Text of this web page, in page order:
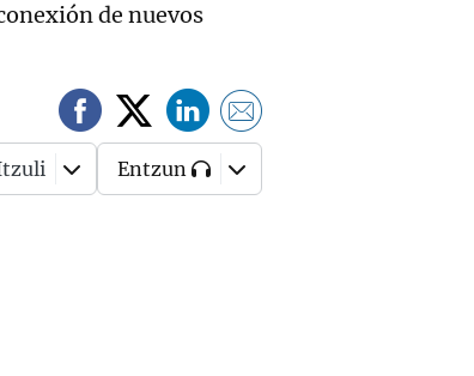
de nuevos
Entzun